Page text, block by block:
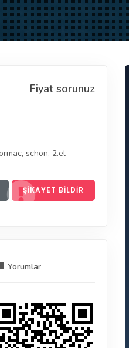
Fiyat sorunuz
ormac, schon, 2.el
ŞIKAYET BILDIR
Yorumlar